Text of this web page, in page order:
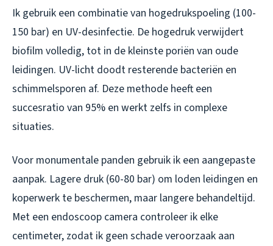
Ik gebruik een combinatie van hogedrukspoeling (100-
150 bar) en UV-desinfectie. De hogedruk verwijdert
biofilm volledig, tot in de kleinste poriën van oude
leidingen. UV-licht doodt resterende bacteriën en
schimmelsporen af. Deze methode heeft een
succesratio van 95% en werkt zelfs in complexe
situaties.
Voor monumentale panden gebruik ik een aangepaste
aanpak. Lagere druk (60-80 bar) om loden leidingen en
koperwerk te beschermen, maar langere behandeltijd.
Met een endoscoop camera controleer ik elke
centimeter, zodat ik geen schade veroorzaak aan